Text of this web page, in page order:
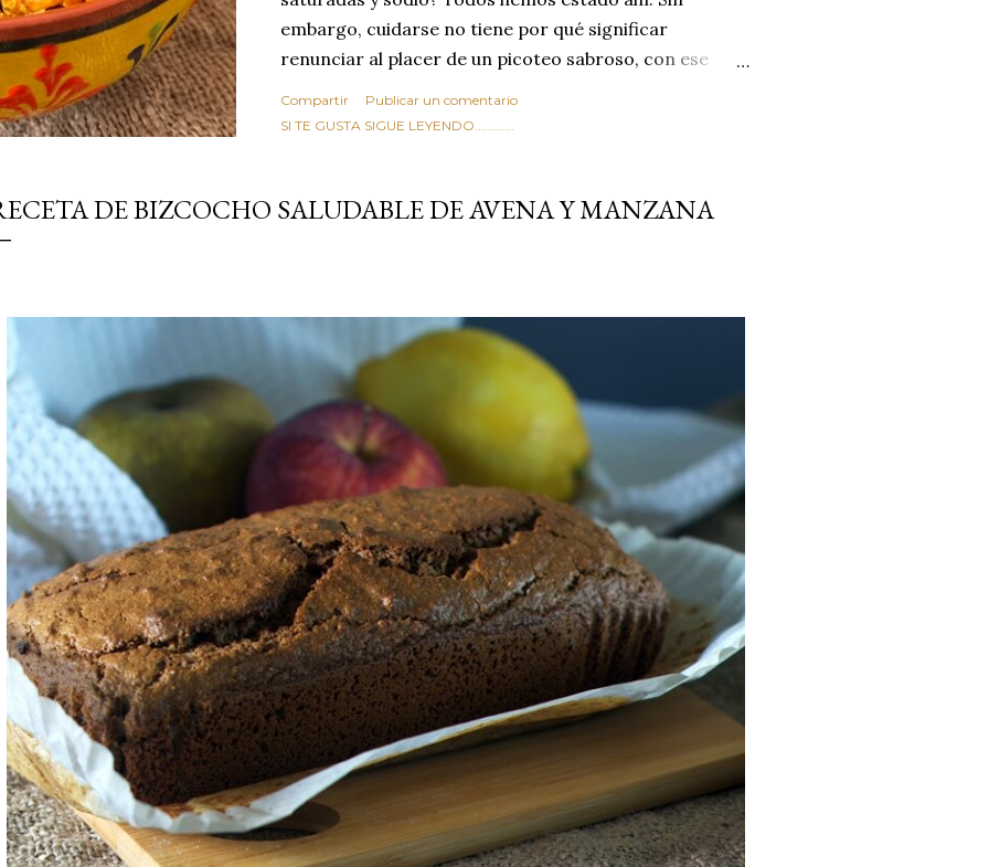
embargo, cuidarse no tiene por qué significar
renunciar al placer de un picoteo sabroso, con ese
Estas alubias crujientes al horno van a cambiar por
tradicionales y copiosos de invierno. Con esta receta
100% natural. Es el sustituto perfecto a los frutos se...
Compartir
Publicar un comentario
SI TE GUSTA SIGUE LEYENDO............
DE BIZCOCHO SALUDABLE DE AVENA Y MANZANA